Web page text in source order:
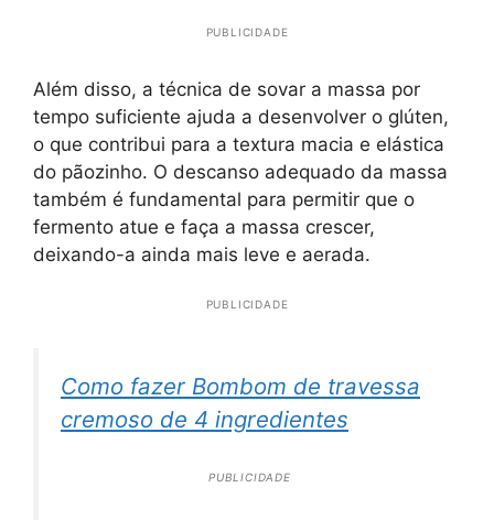
PUBLICIDADE
Além disso, a técnica de sovar a massa por
tempo suficiente ajuda a desenvolver o glúten,
o que contribui para a textura macia e elástica
do pãozinho. O descanso adequado da massa
também é fundamental para permitir que o
fermento atue e faça a massa crescer,
deixando-a ainda mais leve e aerada.
PUBLICIDADE
Como fazer Bombom de travessa
cremoso de 4 ingredientes
PUBLICIDADE